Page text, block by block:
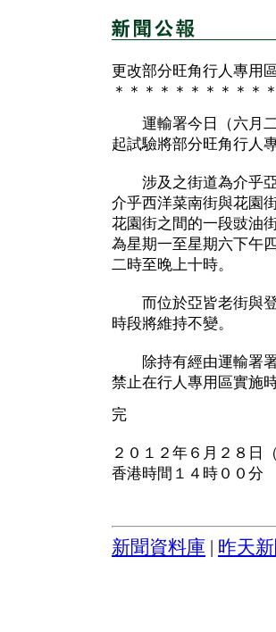
更改部分旺角行人專用
＊＊＊＊＊＊＊＊＊＊
運輸署今日（六月二
起試驗將部分旺角行人
涉及之街道為介乎亞
介乎西洋菜南街與花園
花園街之間的一段豉油
為星期一至星期六下午
二時至晚上十時。
而位於亞皆老街與登
時段將維持不變。
除持有經由運輸署署
禁止在行人專用區實施
完
２０１２年６月２８日
香港時間１４時００分
新聞資料庫 昨天